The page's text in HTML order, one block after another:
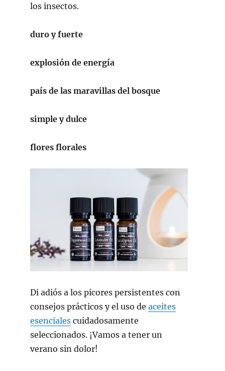
los insectos.
duro y fuerte
explosión de energía
país de las maravillas del bosque
simple y dulce
flores florales
Di adiós a los picores persistentes con
consejos prácticos y el uso de aceites
esenciales cuidadosamente
seleccionados. ¡Vamos a tener un
verano sin dolor!